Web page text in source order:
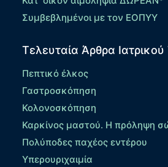
Συμβεβλημένοι με τον ΕΟΠΥΥ
Τελευταία Άρθρα
Πεπτικό έλκος
Γαστροσκόπηση
Κολονοσκόπηση
Καρκίνος μαστού. Η πρόληψη
Πολύποδες παχέος εντέρου
Yπερουριχαιμία